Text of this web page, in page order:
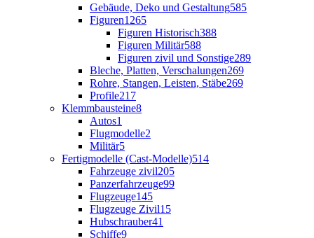
Gebäude, Deko und Gestaltung585
Figuren1265
Figuren Historisch388
Figuren Militär588
Figuren zivil und Sonstige289
Bleche, Platten, Verschalungen269
Rohre, Stangen, Leisten, Stäbe269
Profile217
Klemmbausteine8
Autos1
Flugmodelle2
Militär5
Fertigmodelle (Cast-Modelle)514
Fahrzeuge zivil205
Panzerfahrzeuge99
Flugzeuge145
Flugzeuge Zivil15
Hubschrauber41
Schiffe9